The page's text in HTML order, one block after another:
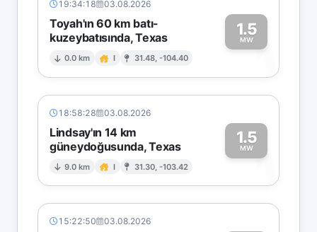
19:34:18 03.08.2026
Toyah'ın 60 km batı-
kuzeybatısında, Texas
0.0 km I 31.48, -104.40
1.5
MW1
18:58:28 03.08.2026
Lindsay'ın 14 km
güneydoğusunda, Texas
9.0 km I 31.30, -103.42
1.5
MW1
15:22:50 03.08.2026